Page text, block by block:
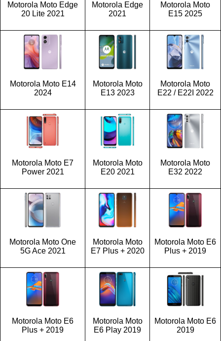
Motorola Moto Edge
20 Lite 2021
Motorola Edge
2021
Motorola Moto
E15 2025
Motorola Moto E14
2024
Motorola Moto
E13 2023
Motorola Moto
E22 / E22I 2022
Motorola Moto E7
Power 2021
Motorola Moto
E20 2021
Motorola Moto
E32 2022
Motorola Moto One
5G Ace 2021
Motorola Moto
E7 Plus + 2020
Motorola Moto E6
Plus + 2019
Motorola Moto E6
Plus + 2019
Motorola Moto
E6 Play 2019
Motorola Moto E6
2019